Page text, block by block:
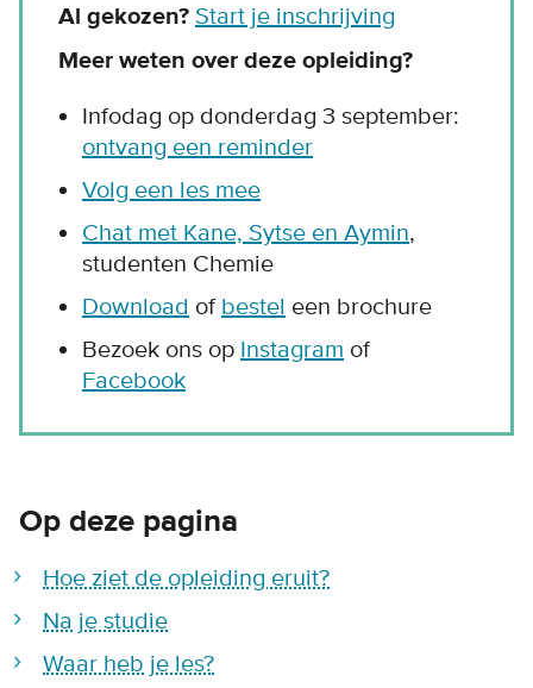
Al gekozen? Start je inschrijving
Meer weten over deze opleiding?
Infodag op donderdag 3 september:
ontvang een reminder
Volg een les mee
Chat met Kane, Sytse en Aymin,
studenten Chemie
Download of bestel een brochure
Bezoek ons op Instagram of
Facebook
Op deze pagina
Hoe ziet de opleiding eruit?
Na je studie
Waar heb je les?